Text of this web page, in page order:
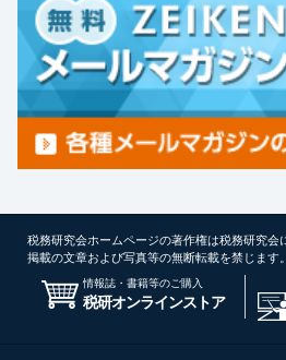
税務研究会ホームページの著作権は税務研究会
掲載の文章および写真等の無断転載を禁じます。
情報誌・書籍等のご購入
税研オンラインストア